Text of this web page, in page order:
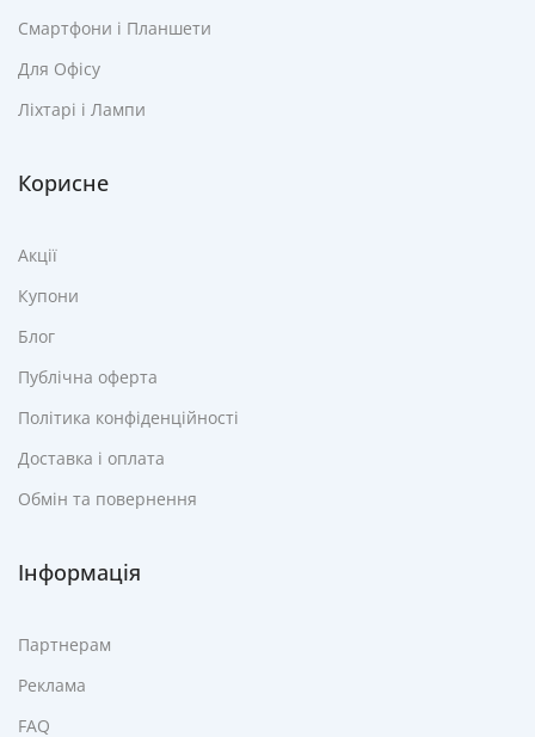
Смартфони і Планшети
Для Офісу
Ліхтарі і Лампи
Корисне
Акції
Купони
Блог
Публічна оферта
Політика конфіденційності
Доставка і оплата
Обмін та повернення
Інформація
Партнерам
Реклама
FAQ